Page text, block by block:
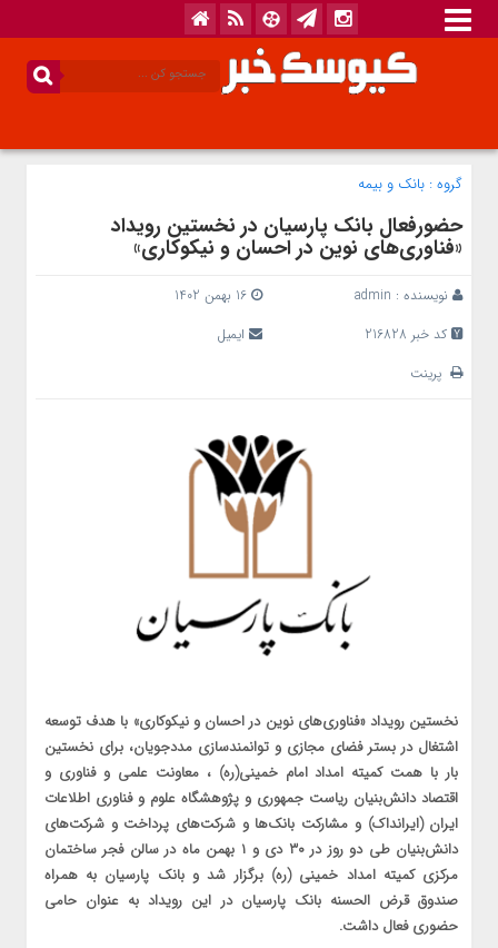
گروه : بانک‌ و بیمه
حضورفعال بانک پارسیان در نخستین رویداد
«فناوری‌های نوین در احسان و نیکوکاری»
نویسنده : admin
16 بهمن 1402
کد خبر 216828
ایمیل
پرینت
نخستین رویداد «فناوری‌های نوین در احسان و نیکوکاری» با هدف توسعه
اشتغال در بستر فضای مجازی و توانمندسازی مددجویان، برای نخستین
بار با همت کمیته امداد امام خمینی(ره) ، معاونت علمی و فناوری و
اقتصاد دانش‌بنیان ریاست جمهوری و پژوهشگاه علوم و فناوری اطلاعات
ایران (ایرانداک) و مشارکت بانک‌ها و شرکت‌های پرداخت و شرکت‌‌های
دانش‌بنیان طی دو روز در ۳۰ دی و ۱ بهمن ماه در سالن فجر ساختمان
مرکزی کمیته امداد خمینی (ره) برگزار شد و بانک پارسیان به همراه
صندوق قرض الحسنه بانک پارسیان در این رویداد به عنوان حامی
حضوری فعال داشت.